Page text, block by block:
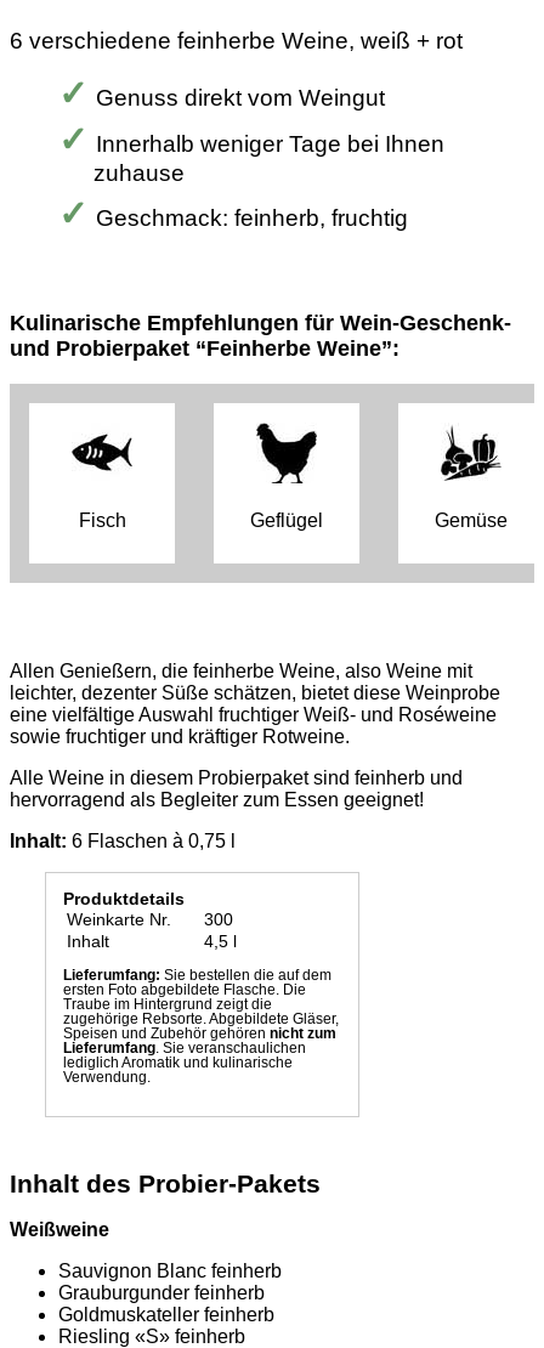
6 verschiedene feinherbe Weine, weiß + rot
Genuss direkt vom Weingut
Innerhalb weniger Tage bei Ihnen
zuhause
Geschmack: feinherb, fruchtig
Kulinarische Empfehlungen für Wein-Geschenk-
und Probierpaket “Feinherbe Weine”:
Fisch Geflügel Gemüse
Allen Genießern, die feinherbe Weine, also Weine mit
leichter, dezenter Süße schätzen, bietet diese Weinprobe
eine vielfältige Auswahl fruchtiger Weiß- und Roséweine
sowie fruchtiger und kräftiger Rotweine.
Alle Weine in diesem Probierpaket sind feinherb und
hervorragend als Begleiter zum Essen geeignet!
Inhalt: 6 Flaschen à 0,75 l
Produktdetails
Weinkarte Nr.
300
Inhalt
4,5 l
Lieferumfang:Sie bestellen die auf dem
ersten Foto abgebildete Flasche. Die
Traube im Hintergrund zeigt die
zugehörige Rebsorte. Abgebildete Gläser,
Speisen und Zubehör gehörennicht zum
Lieferumfang . Sie veranschaulichen
lediglich Aromatik und kulinarische
Verwendung.
Inhalt des Probier-Pakets
Weißweine
Sauvignon Blanc feinherb
Grauburgunder feinherb
Goldmuskateller feinherb
Riesling «S» feinherb